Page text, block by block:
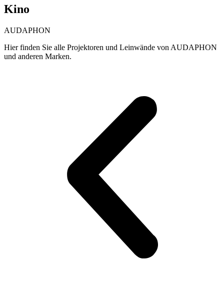
Kino
AUDAPHON
Hier finden Sie alle Projektoren und Leinwände von AUDAPHON
und anderen Marken.